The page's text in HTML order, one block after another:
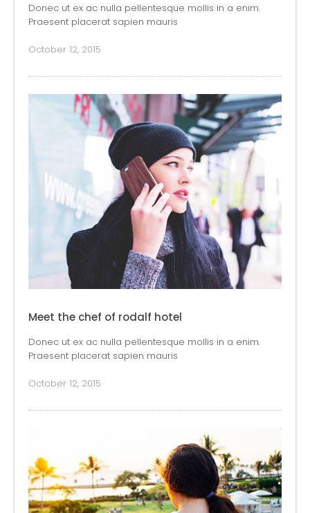
Donec ut ex ac nulla pellentesque mollis in a enim.
Praesent placerat sapien mauris
October 12, 2015
Meet the chef of rodalf hotel
Donec ut ex ac nulla pellentesque mollis in a enim.
Praesent placerat sapien mauris
October 12, 2015